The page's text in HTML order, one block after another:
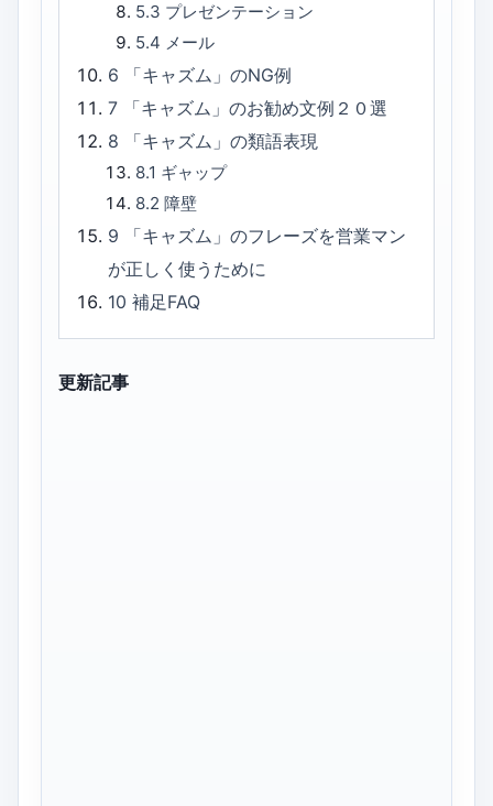
5.3 プレゼンテーション
5.4 メール
6
「キャズム」のNG例
7
「キャズム」のお勧め文例２０選
8
「キャズム」の類語表現
8.1 ギャップ
8.2 障壁
9
「キャズム」のフレーズを営業マン
が正しく使うために
10補足FAQ
更新記事